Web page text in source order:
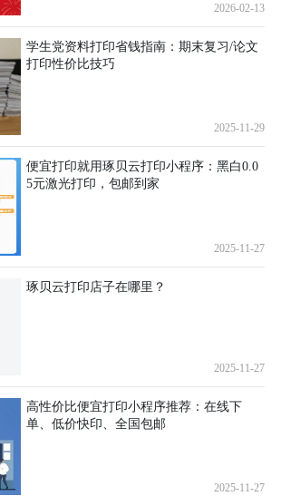
2026-02-13
学生党资料打印省钱指南：期末复习/论文
打印性价比技巧
2025-11-29
便宜打印就用琢贝云打印小程序：黑白0.0
5元激光打印，包邮到家
2025-11-27
琢贝云打印店子在哪里？
2025-11-27
高性价比便宜打印小程序推荐：在线下
单、低价快印、全国包邮
2025-11-27